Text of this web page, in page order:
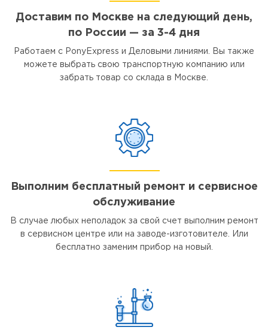
Доставим по Москве на следующий день,
по России — за 3-4 дня
Работаем с PonyExpress и Деловыми линиями. Вы также
можете выбрать свою транспортную компанию или
забрать товар со склада в Москве.
Выполним бесплатный ремонт и сервисное
обслуживание
В случае любых неполадок за свой счет выполним ремонт
в сервисном центре или на заводе-изготовителе. Или
бесплатно заменим прибор на новый.